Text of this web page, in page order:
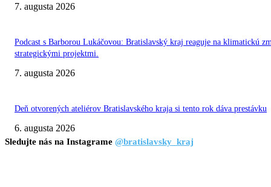
7. augusta 2026
Podcast s Barborou Lukáčovou: Bratislavský kraj reaguje na klimatickú
strategickými projektmi.
7. augusta 2026
Deň otvorených ateliérov Bratislavského kraja si tento rok dáva prestávku
6. augusta 2026
Sledujte nás na Instagrame @bratislavsky_kraj